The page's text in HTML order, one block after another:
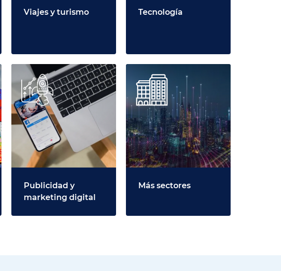
Viajes y turismo Tecnología
Publicidad y
marketing digital
Más sectores